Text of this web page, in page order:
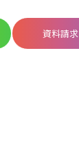
資料請求